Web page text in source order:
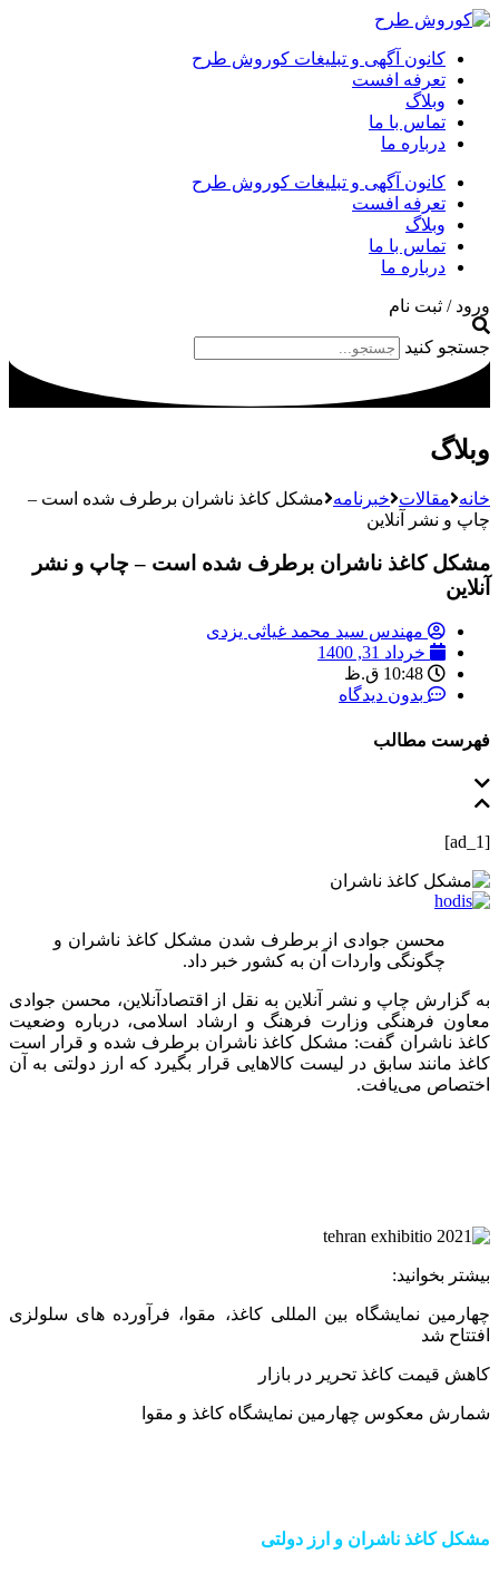
کانون آگهی و تبلیغات کوروش طرح
تعرفه افست
وبلاگ
تماس با ما
درباره ما
کانون آگهی و تبلیغات کوروش طرح
تعرفه افست
وبلاگ
تماس با ما
درباره ما
ورود / ثبت نام
جستجو کنید
وبلاگ
خانه مقالات خبرنامه مشکل کاغذ ناشران برطرف شده است –
چاپ و نشر آنلاین
مشکل کاغذ ناشران برطرف شده است – چاپ و نشر
آنلاین
مهندس سید محمد غیاثی یزدی
خرداد 31, 1400
10:48 ق.ظ
بدون دیدگاه
فهرست مطالب
[ad_1]
محسن جوادی از برطرف شدن مشکل کاغذ ناشران و
چگونگی واردات آن به کشور خبر داد.
به گزارش چاپ و نشر آنلاین به نقل از اقتصادآنلاین، محسن جوادی
معاون فرهنگی وزارت فرهنگ و ارشاد اسلامی، درباره وضعیت
کاغذ ناشران گفت: مشکل کاغذ ناشران برطرف شده و قرار است
کاغذ مانند سابق در لیست کالا‌هایی قرار بگیرد که ارز دولتی به آن
اختصاص می‌یافت.
بیشتر بخوانید:
چهارمین نمایشگاه بین المللی کاغذ، مقوا، فرآورده های سلولزی
افتتاح شد
کاهش قیمت کاغذ تحریر در بازار
شمارش معکوس چهارمین نمایشگاه کاغذ و مقوا
مشکل کاغذ ناشران و ارز دولتی